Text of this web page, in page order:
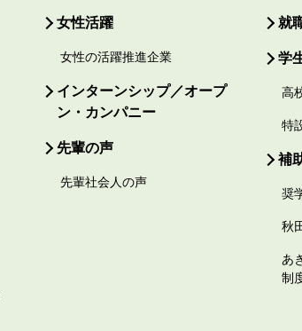
女性活躍
女性の活躍推進企業
インターンシップ／オープ
ン・カンパニー
先輩の声
先輩社会人の声
就
学
高
特
補
奨
秋
あ
制